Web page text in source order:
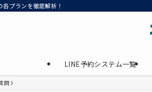
プランを徹底解析！
LINE予約システム一覧
問